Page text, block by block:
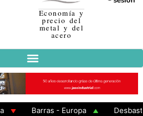
Economía y
precio del
metal y del
acero
Barras - Europa
Desbaste -